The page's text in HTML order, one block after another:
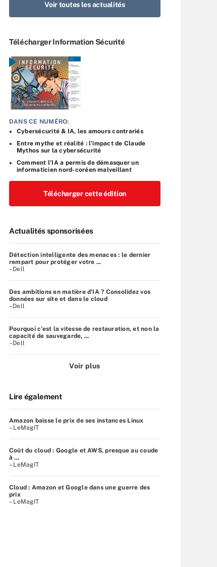
Voir toutes les actualités
Télécharger Information Sécurité
DANS CE NUMÉRO:
Cybersécurité & IA, les amours contrariés
Entre mythe et réalité : l’impact de Claude
Mythos sur la cybersécurité
Comment l’IA a permis de démasquer un
informaticien nord-coréen malveillant
Télécharger cette édition
Actualités sponsorisées
Détection intelligente des menaces : le dernier
rempart pour protéger votre ...
–Dell
Des ambitions en matière d'IA ? Consolidez vos
données sur site et dans le cloud
–Dell
Pourquoi c’est la vitesse de restauration, et non la
capacité de sauvegarde, ...
–Dell
Voir plus
Lire également
Amazon baisse le prix de ses instances Linux
– LeMagIT
Coût du cloud : Google et AWS, presque au coude
à ...
– LeMagIT
Cloud : Amazon et Google dans une guerre des
prix
– LeMagIT